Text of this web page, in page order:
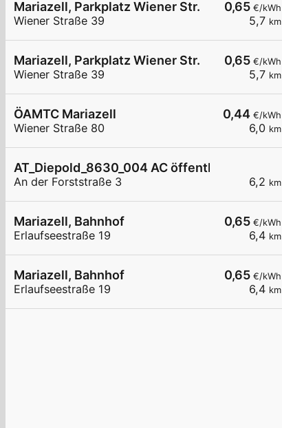
0,65€/kWh
5,7 km
Mariazell, Parkplatz Wiener Str.
Wiener Straße 39
0,65€/kWh
5,7 km
Mariazell, Parkplatz Wiener Str.
Wiener Straße 39
0,44€/kWh
6,0 km
ÖAMTC Mariazell
Wiener Straße 80
6,2 km
AT_Diepold_8630_004 AC öffentlich
An der Forststraße 3
0,65€/kWh
6,4 km
Mariazell, Bahnhof
Erlaufseestraße 19
0,65€/kWh
6,4 km
Mariazell, Bahnhof
Erlaufseestraße 19